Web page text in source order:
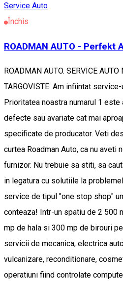
Service Auto
Închis
ROADMAN AUTO - Perfekt
ROADMAN AUTO. SERVICE
TARGOVISTE. Am infiintat
Prioritatea noastra numarul 1
defecte sau avariate cat mai
specificate de producator. Veti
curtea Roadman Auto, ca nu aveti
furnizor. Nu trebuie sa stiti, sa
in legatura cu solutiile la
service de tipul "one stop shop"
conteaza! Intr-un spatiu de 2 500
mp de hala si 300 mp de birouri
servicii de mecanica, electrica
vulcanizare, reconditionare,
operatiuni fiind controlate